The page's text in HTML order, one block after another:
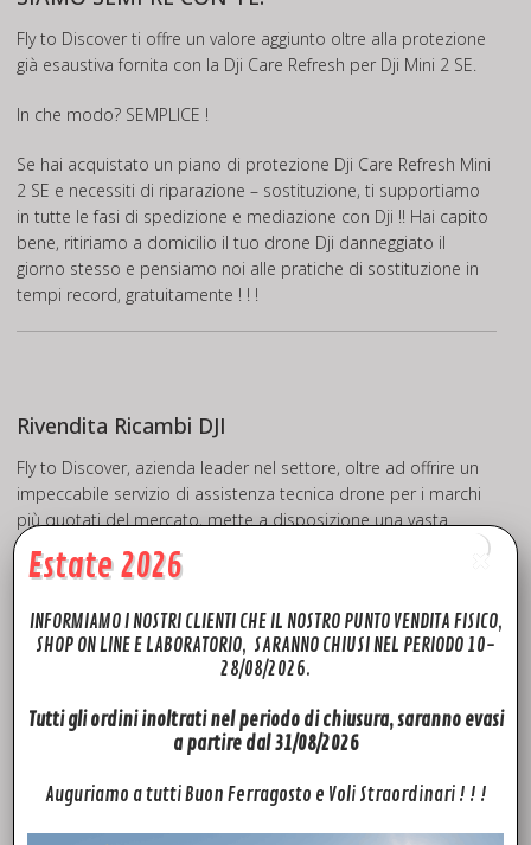
Fly to Discover ti offre un valore aggiunto oltre alla protezione
già esaustiva fornita con la Dji Care Refresh per Dji Mini 2 SE.
In che modo? SEMPLICE !
Se hai acquistato un piano di protezione Dji Care Refresh Mini
2 SE e necessiti di riparazione – sostituzione, ti supportiamo
in tutte le fasi di spedizione e mediazione con Dji !! Hai capito
bene, ritiriamo a domicilio il tuo drone Dji danneggiato il
giorno stesso e pensiamo noi alle pratiche di sostituzione in
tempi record, gratuitamente ! ! !
Rivendita Ricambi DJI
Fly to Discover, azienda leader nel settore, oltre ad offrire un
impeccabile servizio di assistenza tecnica drone per i marchi
più quotati del mercato, mette a disposizione una vasta
scelta di ricambi originali DJI e Ricambi dji Mini 2 SE che potrai
trovare in pronta consegna quindi disponibili da SUBITO con
accessori (Dji Mini 2 SE Bottom Cover – Cover inferiore) per i
modelli: Phantom3 pro-advanced-standard, Phantom4
Advanced, Phantom4 pro. Mavic pro, Mavic mini, Mavic pro 2,
che non troverai sul sito, prova a chiedercelo, troveremo il
modo per soddisfare le tue richieste! Mavic Mini 2 SE Bottom
Cover ARTICLE
Visita il nostro canaleYouTubepotrai trovare un pratico
Estate 2026
INFORMIAMO I NOSTRI CLIENTI CHE IL NOSTRO PUNTO VENDITA FISICO,
SHOP ON LINE E LABORATORIO, SARANNO CHIUSI NEL PERIODO 10-
28/08/2026.
Tutti gli ordini inoltrati nel periodo di chiusura, saranno evasi
a partire dal 31/08/2026
Auguriamo a tutti Buon Ferragosto e Voli Straordinari ! ! !